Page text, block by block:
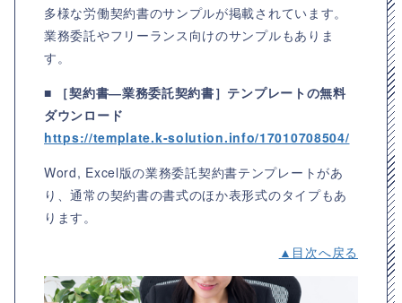
多様な労働契約書のサンプルが掲載されています。
業務委託やフリーランス向けのサンプルもありま
す。
■ ［契約書―業務委託契約書］テンプレートの無料
ダウンロード
https://template.k-solution.info/17010708504/
Word, Excel版の業務委託契約書テンプレートがあ
り、通常の契約書の書式のほか表形式のタイプもあ
ります。
▲目次へ戻る